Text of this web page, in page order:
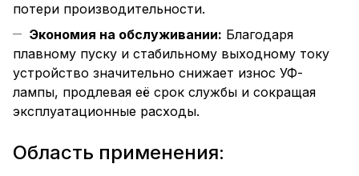
потери производительности.
Экономия на обслуживании: Благодаря
плавному пуску и стабильному выходному току
устройство значительно снижает износ УФ-
лампы, продлевая её срок службы и сокращая
эксплуатационные расходы.
Область применения: